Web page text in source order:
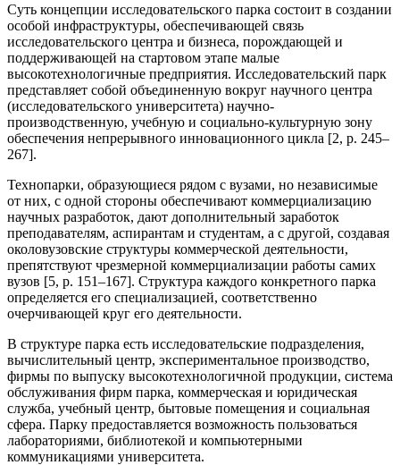
Суть концепции исследовательского парка состоит в создании
особой инфраструктуры, обеспечивающей связь
исследовательского центра и бизнеса, порождающей и
поддерживающей на стартовом этапе малые
высокотехнологичные предприятия. Исследовательский парк
представляет собой объединенную вокруг научного центра
(исследовательского университета) научно-
производственную, учебную и социально-культурную зону
обеспечения непрерывного инновационного цикла [2, p. 245–
267].
Технопарки, образующиеся рядом с вузами, но независимые
от них, с одной стороны обеспечивают коммерциализацию
научных разработок, дают дополнительный заработок
преподавателям, аспирантам и студентам, а с другой, создавая
околовузовские структуры коммерческой деятельности,
препятствуют чрезмерной коммерциализации работы самих
вузов [5, p. 151–167]. Структура каждого конкретного парка
определяется его специализацией, соответственно
очерчивающей круг его деятельности.
В структуре парка есть исследовательские подразделения,
вычислительный центр, экспериментальное производство,
фирмы по выпуску высокотехнологичной продукции, система
обслуживания фирм парка, коммерческая и юридическая
служба, учебный центр, бытовые помещения и социальная
сфера. Парку предоставляется возможность пользоваться
лабораториями, библиотекой и компьютерными
коммуникациями университета.